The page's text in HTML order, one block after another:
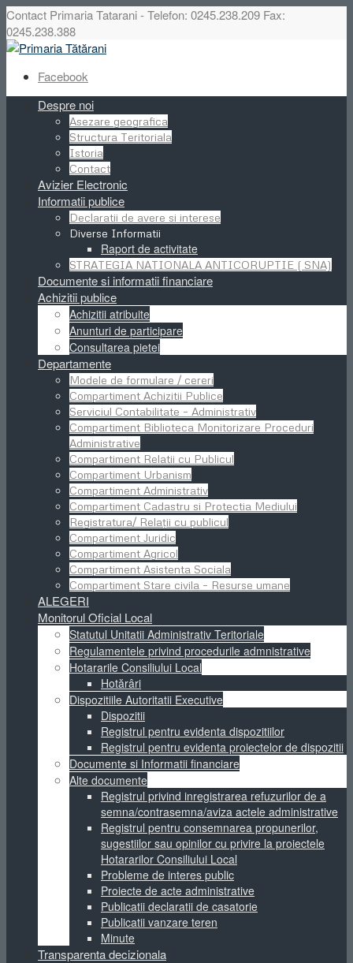
Contact Primaria Tatarani - Telefon: 0245.238.209 Fax:
0245.238.388
Facebook
Despre noi
Asezare geografica
Structura Teritoriala
Istoria
Contact
Avizier Electronic
Informatii publice
Declaratii de avere si interese
Diverse Informatii
Raport de activitate
STRATEGIA NATIONALA ANTICORUPTIE ( SNA)
Documente si informatii financiare
Achizitii publice
Achizitii atribuite
Anunturi de participare
Consultarea pietei
Departamente
Modele de formulare / cereri
Compartiment Achizitii Publice
Serviciul Contabilitate – Administrativ
Compartiment Biblioteca Monitorizare Proceduri
Administrative
Compartiment Relatii cu Publicul
Compartiment Urbanism
Compartiment Administrativ
Compartiment Cadastru si Protectia Mediului
Registratura/ Relații cu publicul
Compartiment Juridic
Compartiment Agricol
Compartiment Asistenta Sociala
Compartiment Stare civila – Resurse umane
ALEGERI
Monitorul Oficial Local
Statutul Unitatii Administrativ Teritoriale
Regulamentele privind procedurile admnistrative
Hotararile Consiliului Local
Hotărâri
Dispozitiile Autoritatii Executive
Dispozitii
Registrul pentru evidenta dispozitiilor
Registrul pentru evidenta proiectelor de dispozitii
Documente si Informatii financiare
Alte documente
Registrul privind inregistrarea refuzurilor de a
semna/contrasemna/aviza actele administrative
Registrul pentru consemnarea propunerilor,
sugestiilor sau opinilor cu privire la proiectele
Hotararilor Consiliului Local
Probleme de interes public
Proiecte de acte administrative
Publicatii declaratii de casatorie
Publicatii vanzare teren
Minute
Transparenta decizionala